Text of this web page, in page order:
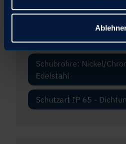
mit elektrischer
Spezieller
Schubrohre: Nickel/
Edelstahl
Schutzart IP 65 -